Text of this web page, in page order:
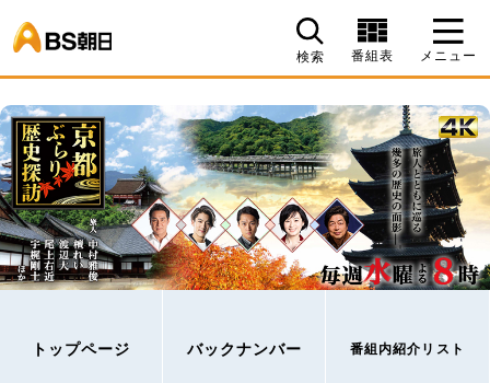
検索 番組表 メニュー
トップページ バックナンバー 番組内紹介リスト